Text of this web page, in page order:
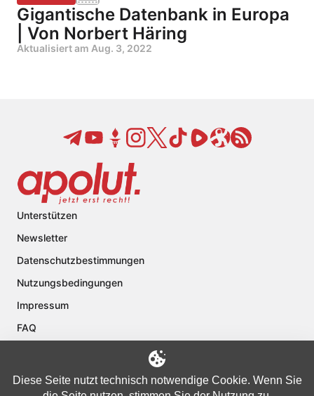
Gigantische Datenbank in Europa
| Von Norbert Häring
Aktualisiert am Aug. 3, 2022
Unterstützen
Newsletter
Datenschutzbestimmungen
Nutzungsbedingungen
Impressum
FAQ
Diese Seite nutzt technisch notwendige Cookie. Wenn Sie